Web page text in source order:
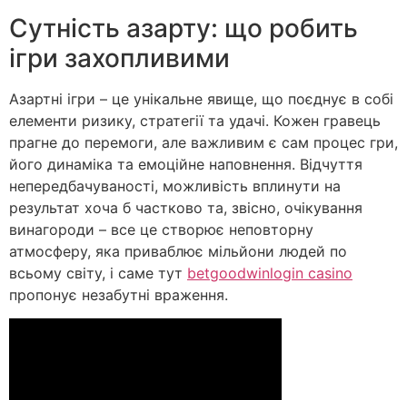
Сутність азарту: що робить
ігри захопливими
Азартні ігри – це унікальне явище, що поєднує в собі
елементи ризику, стратегії та удачі. Кожен гравець
прагне до перемоги, але важливим є сам процес гри,
його динаміка та емоційне наповнення. Відчуття
непередбачуваності, можливість вплинути на
результат хоча б частково та, звісно, очікування
винагороди – все це створює неповторну
атмосферу, яка приваблює мільйони людей по
всьому світу, і саме тут betgoodwinlogin casino
пропонує незабутні враження.